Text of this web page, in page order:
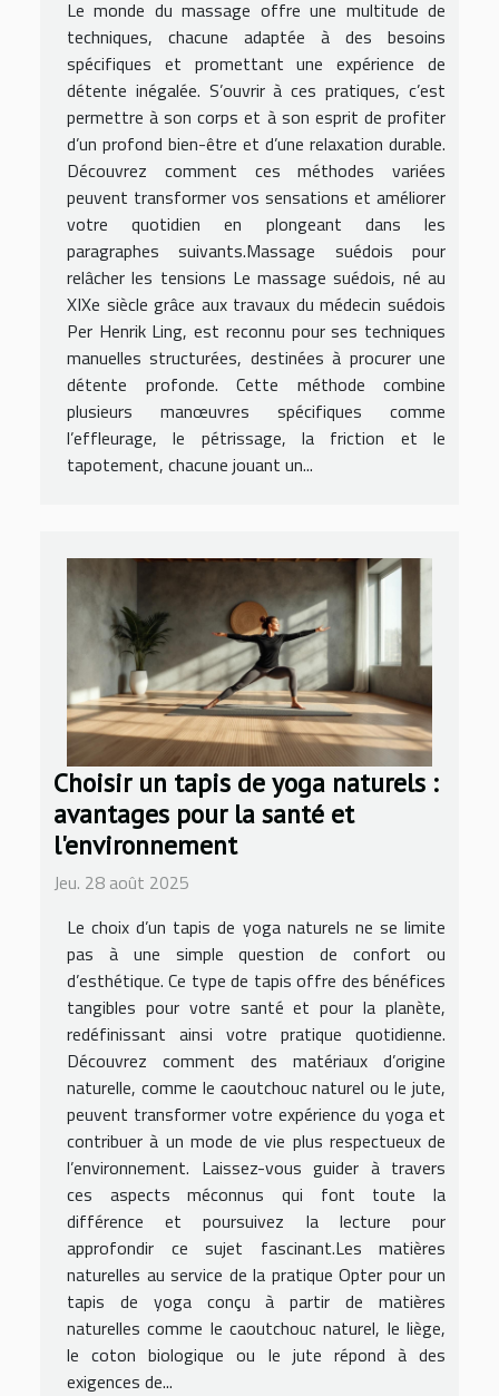
Le monde du massage offre une multitude de
techniques, chacune adaptée à des besoins
spécifiques et promettant une expérience de
détente inégalée. S’ouvrir à ces pratiques, c’est
permettre à son corps et à son esprit de profiter
d’un profond bien-être et d’une relaxation durable.
Découvrez comment ces méthodes variées
peuvent transformer vos sensations et améliorer
votre quotidien en plongeant dans les
paragraphes suivants.Massage suédois pour
relâcher les tensions Le massage suédois, né au
XIXe siècle grâce aux travaux du médecin suédois
Per Henrik Ling, est reconnu pour ses techniques
manuelles structurées, destinées à procurer une
détente profonde. Cette méthode combine
plusieurs manœuvres spécifiques comme
l’effleurage, le pétrissage, la friction et le
tapotement, chacune jouant un...
Choisir un tapis de yoga naturels :
avantages pour la santé et
l'environnement
Jeu. 28 août 2025
Le choix d’un tapis de yoga naturels ne se limite
pas à une simple question de confort ou
d’esthétique. Ce type de tapis offre des bénéfices
tangibles pour votre santé et pour la planète,
redéfinissant ainsi votre pratique quotidienne.
Découvrez comment des matériaux d’origine
naturelle, comme le caoutchouc naturel ou le jute,
peuvent transformer votre expérience du yoga et
contribuer à un mode de vie plus respectueux de
l’environnement. Laissez-vous guider à travers
ces aspects méconnus qui font toute la
différence et poursuivez la lecture pour
approfondir ce sujet fascinant.Les matières
naturelles au service de la pratique Opter pour un
tapis de yoga conçu à partir de matières
naturelles comme le caoutchouc naturel, le liège,
le coton biologique ou le jute répond à des
exigences de...